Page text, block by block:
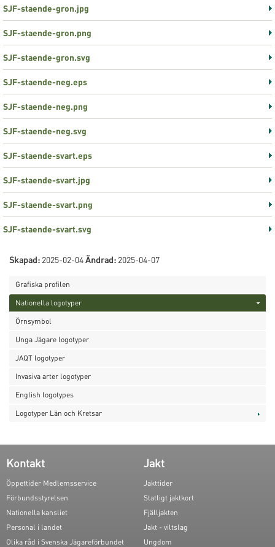
SJF-staende-gron.jpg
SJF-staende-gron.png
SJF-staende-gron.svg
SJF-staende-neg.eps
SJF-staende-neg.png
SJF-staende-neg.svg
SJF-staende-svart.eps
SJF-staende-svart.jpg
SJF-staende-svart.png
SJF-staende-svart.svg
Skapad: 2025-02-04Ändrad: 2025-04-07
Grafiska profilen
Nationella logotyper
Örnsymbol
Unga Jägare logotyper
JAQT logotyper
Invasiva arter logotyper
English logotypes
Logotyper Län och Kretsar
Kontakt
Öppettider Medlemsservice
Förbundsstyrelsen
Nationella kansliet
Personal i landet
Olika råd i Svenska Jägareförbundet
Jakt
Jakttider
Statligt jaktkort
Fjälljakten
Jakt - viltslag
Ungdom